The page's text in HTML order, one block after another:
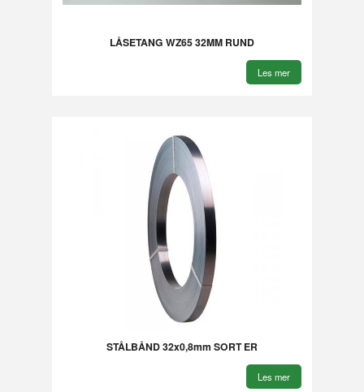
LÅSETANG WZ65 32MM RUND
Les mer
STÅLBÅND 32x0,8mm SORT ER
Les mer